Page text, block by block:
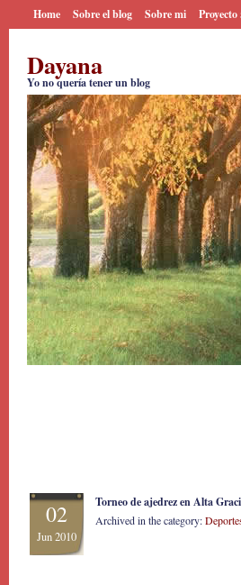
Home Sobre el blog Sobre mi
Dayana
Yo no quería tener un blog
02
Jun 2010
Torneo de ajedrez en Alta
Archived in the category: